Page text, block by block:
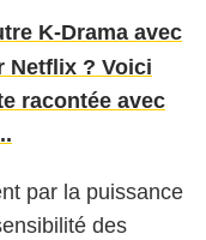
K-Drama avec
Netflix ? Voici
racontée avec
par la puissance
des